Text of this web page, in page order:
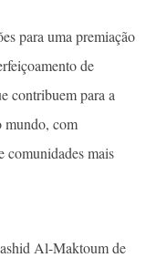
para uma premiação
de
contribuem para a
mundo, com
comunidades mais
Al-Maktoum de